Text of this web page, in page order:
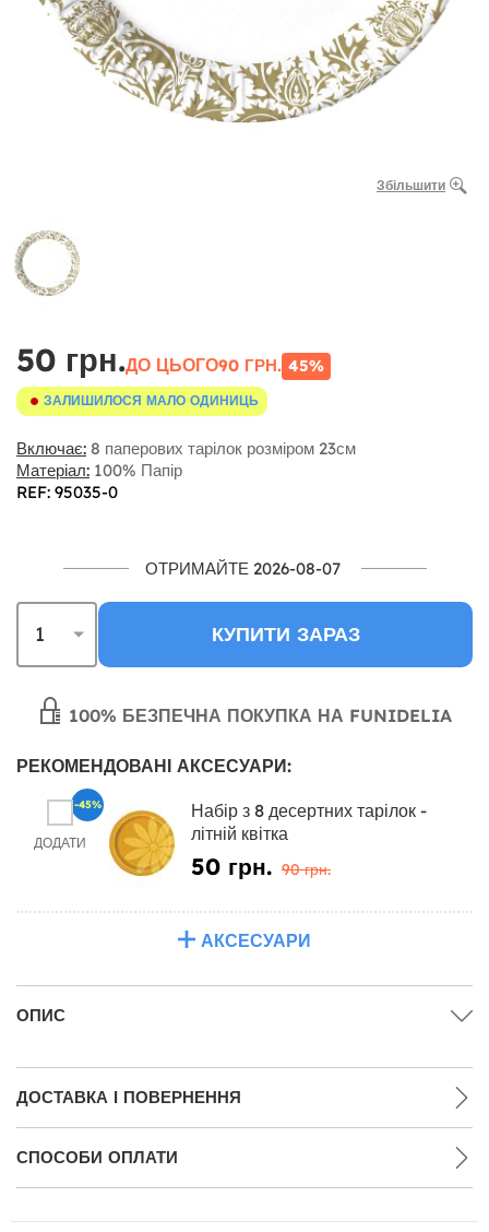
Збільшити
50 грн.ДО ЦЬОГО90 ГРН. 45%
ЗАЛИШИЛОСЯ МАЛО ОДИНИЦЬ
Включає: 8 паперових тарілок розміром 23см
Матеріал: 100% Папір
REF: 95035-0
ОТРИМАЙТЕ 2026-08-07
КУПИТИ ЗАРАЗ
100% БЕЗПЕЧНА ПОКУПКА НА FUNIDELIA
РЕКОМЕНДОВАНІ АКСЕСУАРИ:
ДОДАТИ
Набір з 8 десертних тарілок -
літній квітка
50 грн. 90 грн.
-45%
АКСЕСУАРИ
ОПИС
ДОСТАВКА І ПОВЕРНЕННЯ
СПОСОБИ ОПЛАТИ